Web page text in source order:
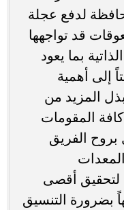
لدفع عجلة
قد تواجهها
بما يعود
إلى أهمية
المزيد من
المقومات
بروح الفريق
لتحقيق أقصى
بضرورة التنسيق